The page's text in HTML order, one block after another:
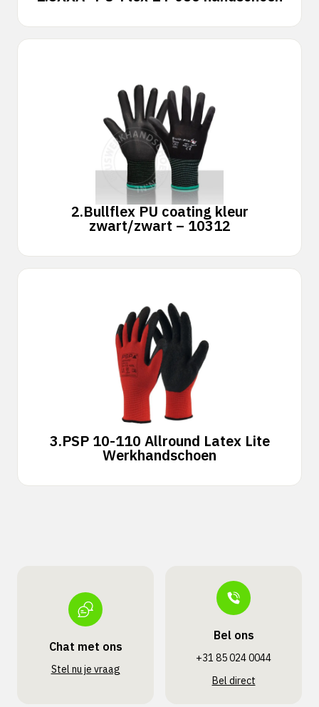
2.Bullflex PU coating kleur
zwart/zwart – 10312
3.PSP 10-110 Allround Latex Lite
Werkhandschoen
Chat met ons
Stel nu je vraag
Bel ons
+31 85 024 0044
Bel direct